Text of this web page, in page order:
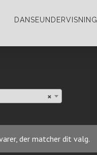
DANSEUNDERVISNING
×
der matcher dit valg.